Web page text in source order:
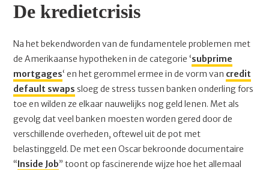
De kredietcrisis
Na het bekendworden van de fundamentele problemen met
de Amerikaanse hypotheken in de categorie ‘subprime
mortgages‘ en het gerommel ermee in de vorm van credit
default swaps sloeg de stress tussen banken onderling fors
toe en wilden ze elkaar nauwelijks nog geld lenen. Met als
gevolg dat veel banken moesten worden gered door de
verschillende overheden, oftewel uit de pot met
belastinggeld. De met een Oscar bekroonde documentaire
“Inside Job” toont op fascinerende wijze hoe het allemaal